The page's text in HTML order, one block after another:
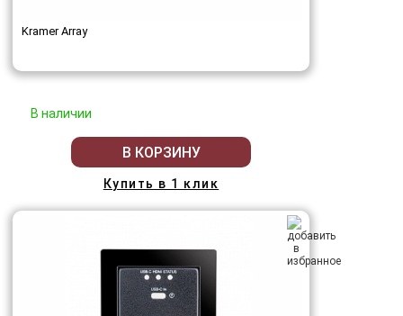
Kramer Array
В наличии
В КОРЗИНУ
Купить в 1 клик